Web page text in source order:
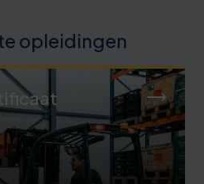
opleidingen